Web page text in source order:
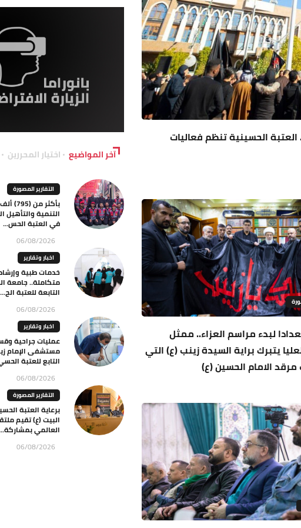
الحسينية تنظم فعاليات
لبدء مراسم العزاء.. ممثل
يتبرك براية السيدة زينب (ع) التي
الامام الحسين (ع)
آخر المواضيع اختيار المحررين
التقارير المصورة
بأكثر
التنمية والتأهيل
في العتبة الحس...
06/08/2026
اخبار وتقارير
خدمات طبية
متكاملة.. جامعة
التابعة للعتبة الح...
06/08/2026
اخبار وتقارير
عمليات جراحية
مستشفى الإمام
التابع للعتبة
06/08/2026
التقارير المصورة
برعاية العتبة
البيت (ع) تقيم
العالمي
06/08/2026